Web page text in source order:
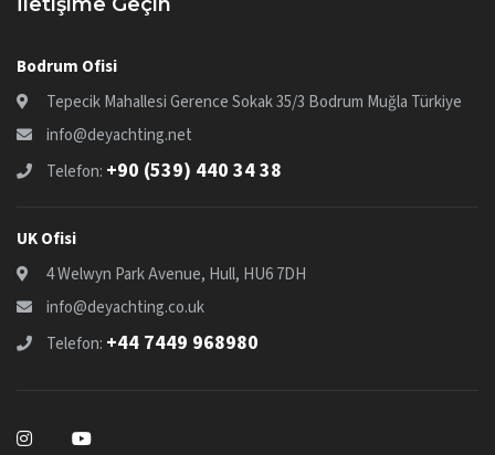
Bodrum Ofisi
Tepecik Mahallesi Gerence Sokak 35/3 Bodrum Muğla Türkiye
info@deyachting.net
Telefon: +90 (539) 440 34 38
UK Ofisi
4 Welwyn Park Avenue, Hull, HU6 7DH
info@deyachting.co.uk
Telefon: +44 7449 968980